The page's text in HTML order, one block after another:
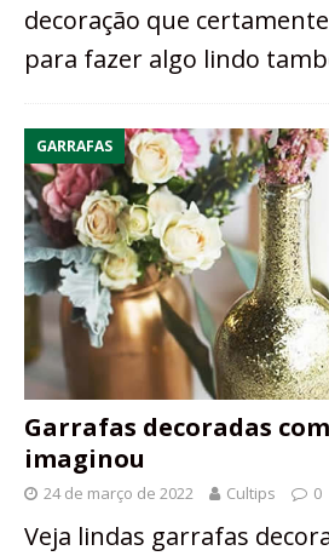
decoração que
para fazer algo lindo
GARRAFAS
Garrafas decoradas
imaginou
24 de março de 2022 Cultips 0
Veja lindas garrafas